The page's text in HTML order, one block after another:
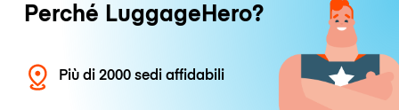
Perché LuggageHero?
Più di 2000 sedi affidabili